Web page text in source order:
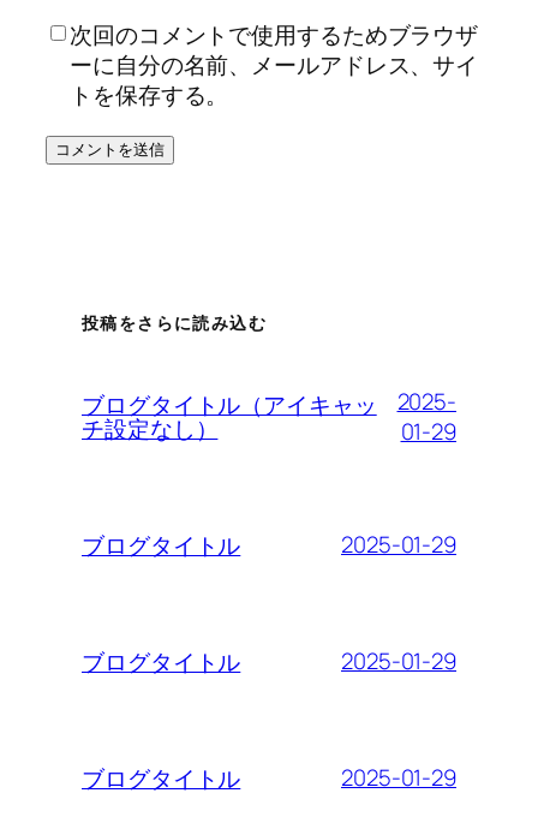
次回のコメントで使用するためブラウザ
ーに自分の名前、メールアドレス、サイ
トを保存する。
投稿をさらに読み込む
ブログタイトル（アイキャッ
チ設定なし）
2025-
01-29
ブログタイトル 2025-01-29
ブログタイトル 2025-01-29
ブログタイトル 2025-01-29